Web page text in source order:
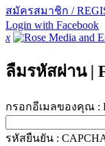
สมัครสมาชิก /
Login with Facebook
x
ลืมรหัสผ่าน |
กรอกอีเมลของคุณ :
รหัสยืนยัน :